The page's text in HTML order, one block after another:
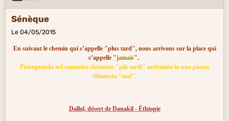
Sénèque
Le 04/05/2015
En suivant le chemin qui s’appelle "plus tard", nous arrivons sur la place qui
s’appelle "jamais".
Proseguendo nel cammino chiamato "più tardi" arriviamo in una piazza
chiamata "mai".
Dallol, désert de Danakil - Éthiopie